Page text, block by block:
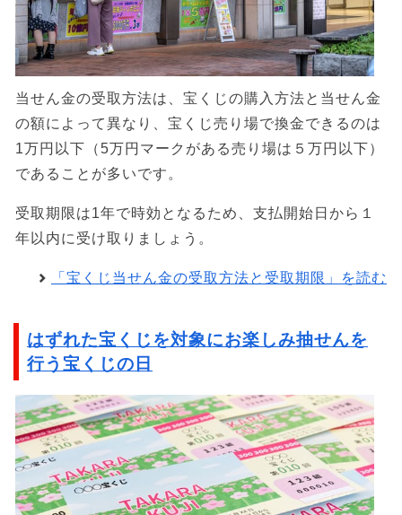
当せん金の受取方法は、宝くじの購入方法と当せん金
の額によって異なり、宝くじ売り場で換金できるのは
1万円以下（5万円マークがある売り場は５万円以下）
であることが多いです。
受取期限は1年で時効となるため、支払開始日から１
年以内に受け取りましょう。
「宝くじ当せん金の受取方法と受取期限」を読む
はずれた宝くじを対象にお楽しみ抽せんを
行う宝くじの日